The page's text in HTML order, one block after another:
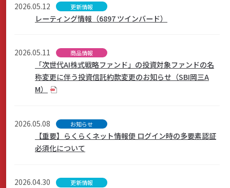
問い合わせフォーム
受付時間：9:00～17:00（土・日・祝日を除く）
2026.05.12 更新情報
レーティング情報（6897 ツインバード）
2026.05.11 商品情報
「次世代AI株式戦略ファンド」の投資対象ファンドの名
称変更に伴う投資信託約款変更のお知らせ（SBI岡三A
M）
2026.05.08 お知らせ
【重要】らくらくネット情報便 ログイン時の多要素認証
必須化について
2026.04.30 更新情報